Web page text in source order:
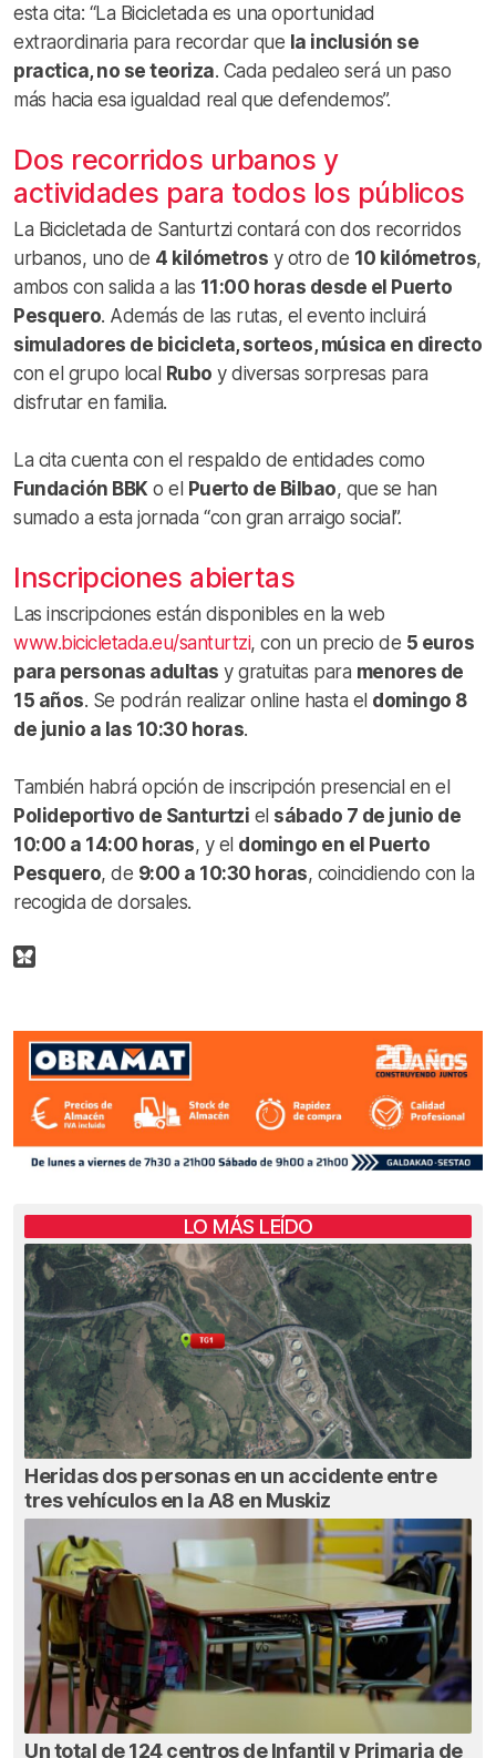
esta cita: “La Bicicletada es una oportunidad
extraordinaria para recordar que la inclusión se
practica, no se teoriza. Cada pedaleo será un paso
más hacia esa igualdad real que defendemos”.
Dos recorridos urbanos y
actividades para todos los públicos
La Bicicletada de Santurtzi contará con dos recorridos
urbanos, uno de 4 kilómetros y otro de 10 kilómetros,
ambos con salida a las 11:00 horas desde el Puerto
Pesquero. Además de las rutas, el evento incluirá
simuladores de bicicleta, sorteos, música en directo
con el grupo local Rubo y diversas sorpresas para
disfrutar en familia.
La cita cuenta con el respaldo de entidades como
Fundación BBK o el Puerto de Bilbao, que se han
sumado a esta jornada “con gran arraigo social”.
Inscripciones abiertas
Las inscripciones están disponibles en la web
www.bicicletada.eu/santurtzi, con un precio de 5 euros
para personas adultas y gratuitas para menores de
15 años. Se podrán realizar online hasta el domingo 8
de junio a las 10:30 horas.
También habrá opción de inscripción presencial en el
Polideportivo de Santurtzi el sábado 7 de junio de
10:00 a 14:00 horas, y el domingo en el Puerto
Pesquero, de 9:00 a 10:30 horas, coincidiendo con la
recogida de dorsales.
LO MÁS LEÍDO
Heridas dos personas en un accidente entre
tres vehículos en la A8 en Muskiz
Un total de 124 centros de Infantil y Primaria de